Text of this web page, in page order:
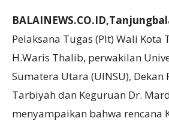
Pelaksana Tugas (Plt) Wali Kota
H.Waris Thalib, perwakilan
Sumatera Utara (UINSU),
Tarbiyah dan Keguruan Dr.
menyampaikan bahwa rencana